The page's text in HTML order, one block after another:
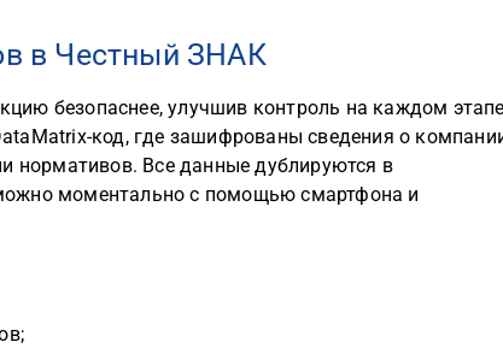
в Честный ЗНАК
безопаснее, улучшив контроль на каждом
код, где зашифрованы сведения о
нормативов. Все данные дублируются в
моментально с помощью смартфона и